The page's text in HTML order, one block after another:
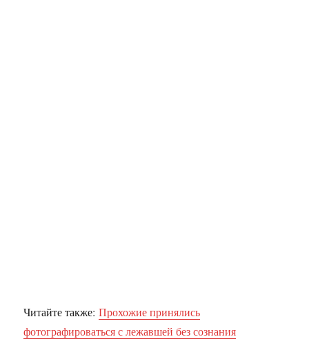
Читайте также:Прохожие принялись
фотографироваться с лежавшей без сознания